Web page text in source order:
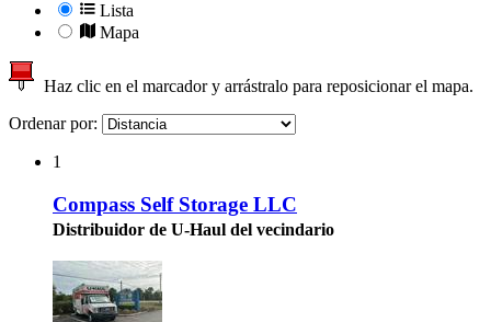
Lista
Mapa
Haz clic en el marcador y arrástralo para reposicionar el mapa.
Ordenar por:
1
Compass Self Storage LLC
Distribuidor de U-Haul del vecindario